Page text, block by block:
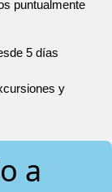
puntualmente
5 días
y
a